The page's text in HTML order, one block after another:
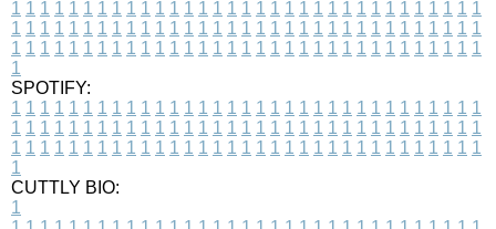
1 1 1 1 1 1 1 1 1 1 1 1 1 1 1 1 1 1 1 1 1 1 1 1 1 1 1 1 1 1 1 1 1
1 1 1 1 1 1 1 1 1 1 1 1 1 1 1 1 1 1 1 1 1 1 1 1 1 1 1 1 1 1 1 1 1
1 1 1 1 1 1 1 1 1 1 1 1 1 1 1 1 1 1 1 1 1 1 1 1 1 1 1 1 1 1 1 1 1
1
SPOTIFY:
1 1 1 1 1 1 1 1 1 1 1 1 1 1 1 1 1 1 1 1 1 1 1 1 1 1 1 1 1 1 1 1 1
1 1 1 1 1 1 1 1 1 1 1 1 1 1 1 1 1 1 1 1 1 1 1 1 1 1 1 1 1 1 1 1 1
1 1 1 1 1 1 1 1 1 1 1 1 1 1 1 1 1 1 1 1 1 1 1 1 1 1 1 1 1 1 1 1 1
1
CUTTLY BIO:
1